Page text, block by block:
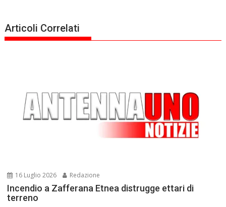
Articoli Correlati
16 Luglio 2026 Redazione
Incendio a Zafferana Etnea distrugge ettari di
terreno